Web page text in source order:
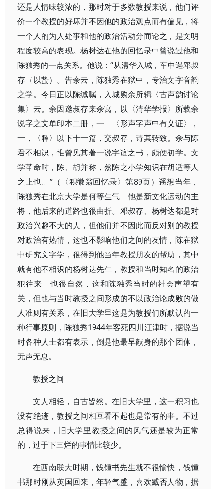
还是人情味较浓的，那时对于多数教授来说，他们评
价一个教授的好坏并不因他的政治观点而有偏见，将
一个人的为人处事和他的政治活动分而论之，是文明
程度较高的表现。杨树达在他的回忆录中曾说过他和
陈独秀的一点关系。他说：“从清华入城，车中遇邓叔
存（以蛰）。告余云，陈独秀在狱中，专治文字音韵
之学。今日正以陈缄嘱，入城购余所辑〈古声韵讨论
集〉云。余因邀叔存来余寓，以〈清华学报〉所载余
说字之文单印本二册，一，〈形声字声中有义证〉，
一，〈释〉以下十一篇，交叔存，请其转致。余与陈
君不相识，惟曾见其著一说字谊之书，颇便初学。文
学革命时，陈、胡并称，然陈之小学知识在胡适等人
之上也。”（〈积微翁回忆录〉第89页）遥想当年，
陈独秀在北京大学是何等生气，他是新文化运动的主
将，他后来的道路也很曲折。邓叔存、杨树达都是对
政治兴趣不大的人，但他们并不因此而反对别的教授
对政治有热情，这也不影响他们之间的友情，陈在狱
中研究文字学，很得到他当年教授朋友的帮助，其中
就有他不相识的杨树达先生，教授和当时知名的政治
犯往来，也很自然，这和陈独秀当时的社会声望有
关，但也与当时教授之间形成的不以政治论成败的做
人准则有关系，在旧大学里这是为教授们所默认的一
种行事原则，陈独秀1944年客死四川江津时，据说当
时各种人士都有表示，倒是他最早献身的那个团体，
无声无息。
教授之间
文人相轻，自古皆然。在旧大学里，这一积习也
没有绝迹，教授之间相互看不起也是常有的事。不过
总得说来，旧大学里教授之间的风气还是较为正常
的，过于下三烂的事情比较少。
在西南联大时期，钱锺书先生就不很愉快，钱锺
书那时刚从英国回来，年轻气盛，喜欢臧否人物，据